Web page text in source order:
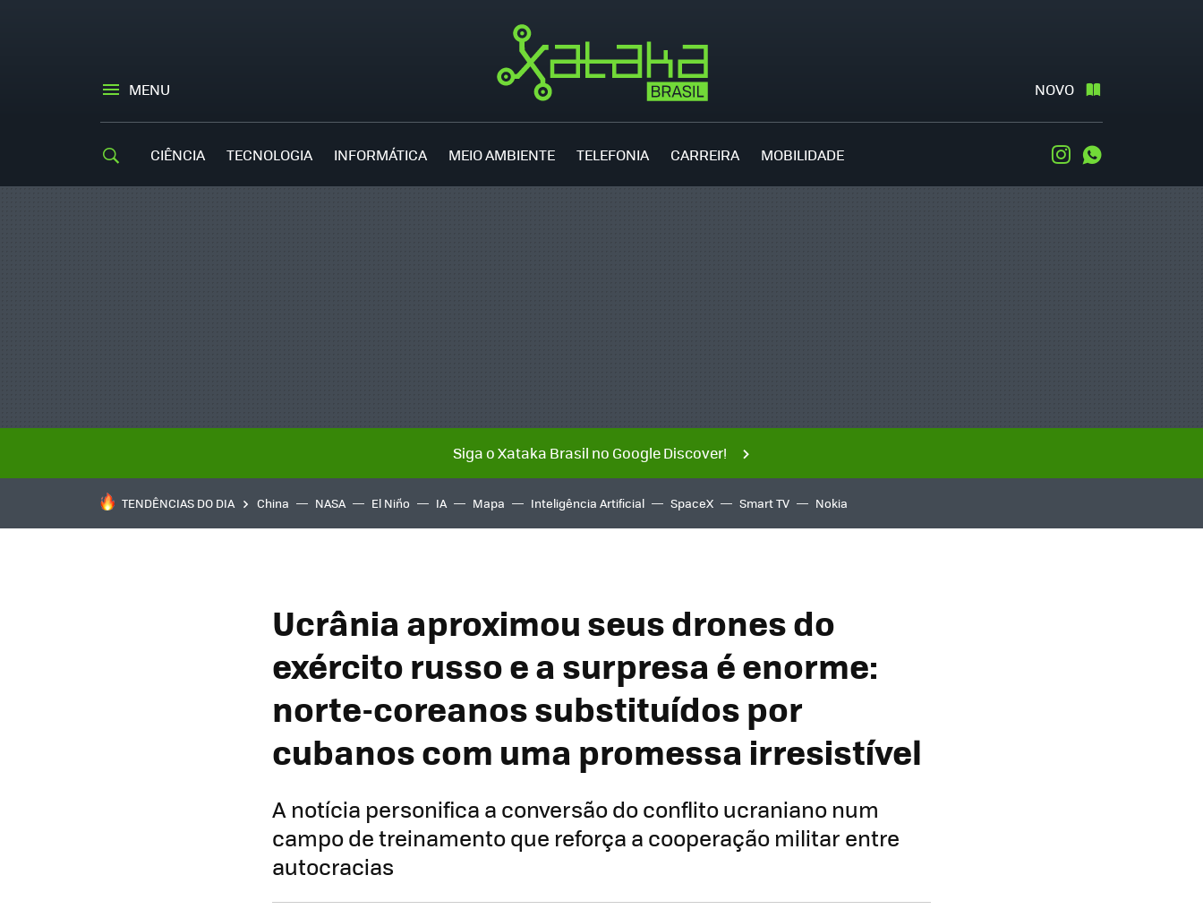
MENU NOVO
CIÊNCIA TECNOLOGIA INFORMÁTICA MEIO AMBIENTE TELEFONIA CARREIRA MOBILIDADE Instagram
Siga o Xataka Brasil no Google Discover!
TENDÊNCIAS DO DIA China NASA El Niño IA Mapa Inteligência Artificial SpaceX Smart TV Nokia
Ucrânia aproximou seus drones do
exército russo e a surpresa é enorme:
norte-coreanos substituídos por
cubanos com uma promessa irresistível
A notícia personifica a conversão do conflito ucraniano num
campo de treinamento que reforça a cooperação militar entre
autocracias